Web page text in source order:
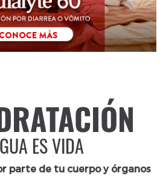
ES VIDA
parte de tu cuerpo y órganos